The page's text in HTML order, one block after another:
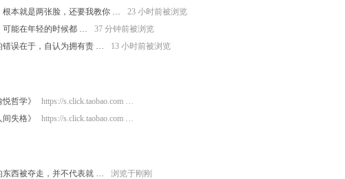
根本就是两张脸，还要我教你 …
23 小时前被浏览
可能在年轻的时候都 …
37 分钟前被浏览
错误在于，自认为拥有责 …
13 小时前被浏览
哲学》
https://s.click.taobao.com …
失格》
https://s.click.taobao.com …
东西被夺走，并不代表就 …
浏览于刚刚